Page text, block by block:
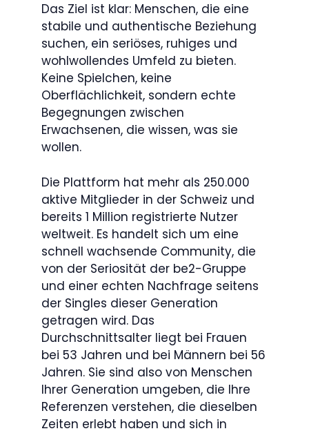
Das Ziel ist klar: Menschen, die eine
stabile und authentische Beziehung
suchen, ein seriöses, ruhiges und
wohlwollendes Umfeld zu bieten.
Keine Spielchen, keine
Oberflächlichkeit, sondern echte
Begegnungen zwischen
Erwachsenen, die wissen, was sie
wollen.
Die Plattform hat mehr als 250.000
aktive Mitglieder in der Schweiz und
bereits 1 Million registrierte Nutzer
weltweit. Es handelt sich um eine
schnell wachsende Community, die
von der Seriosität der be2-Gruppe
und einer echten Nachfrage seitens
der Singles dieser Generation
getragen wird. Das
Durchschnittsalter liegt bei Frauen
bei 53 Jahren und bei Männern bei 56
Jahren. Sie sind also von Menschen
Ihrer Generation umgeben, die Ihre
Referenzen verstehen, die dieselben
Zeiten erlebt haben und sich in